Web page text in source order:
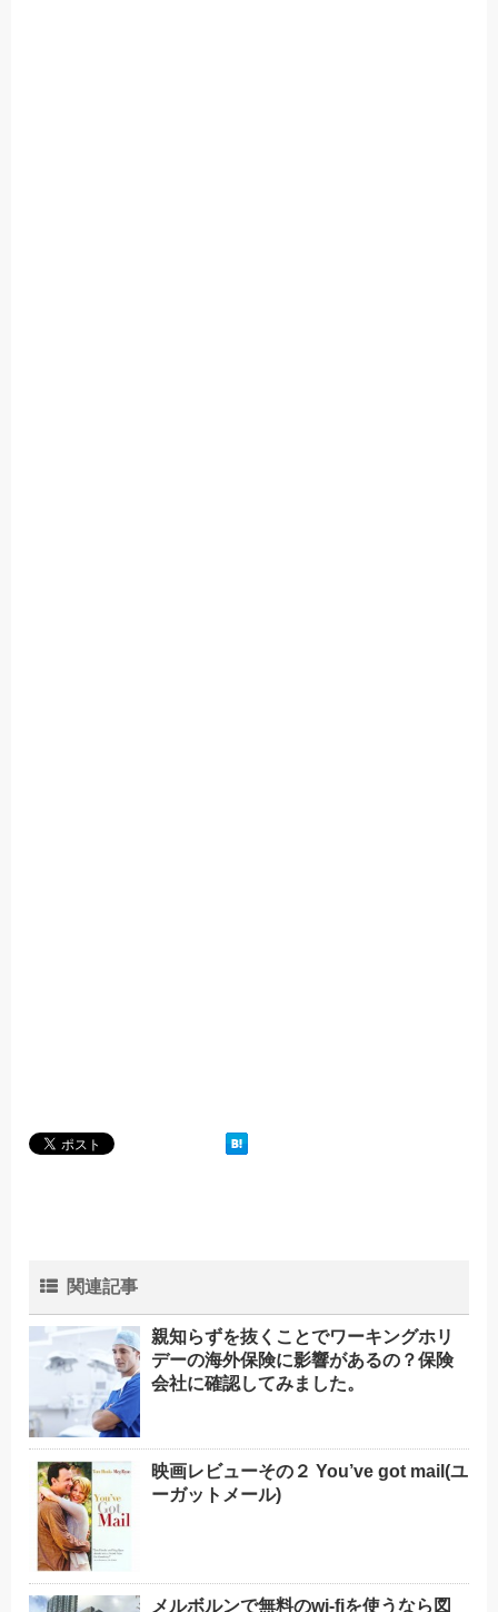
関連記事
親知らずを抜くことでワーキングホリ
デーの海外保険に影響があるの？保険
会社に確認してみました。
映画レビューその２ You’ve got mail(ユ
ーガットメール)
メルボルンで無料のwi-fiを使うなら図